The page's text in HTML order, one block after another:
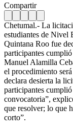
Compartir
Chetumal.- La
estudiantes de Nivel
Quintana Roo fue
participantes
Manuel Alamilla
el procedimiento
declara desierta la
participantes
convocatoria”,
que resolver; lo que
corto”.